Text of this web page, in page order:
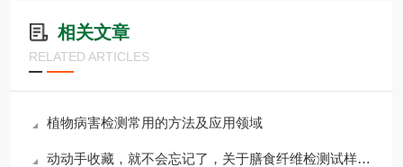
相关文章
RELATED ARTICLES
植物病害检测常用的方法及应用领域
动动手收藏，就不会忘记了，关于膳食纤维检测试样的操作流程